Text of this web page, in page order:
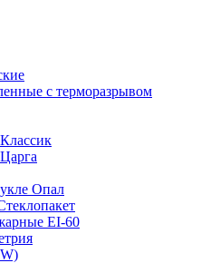
с терморазрывом
Опал
EI-60